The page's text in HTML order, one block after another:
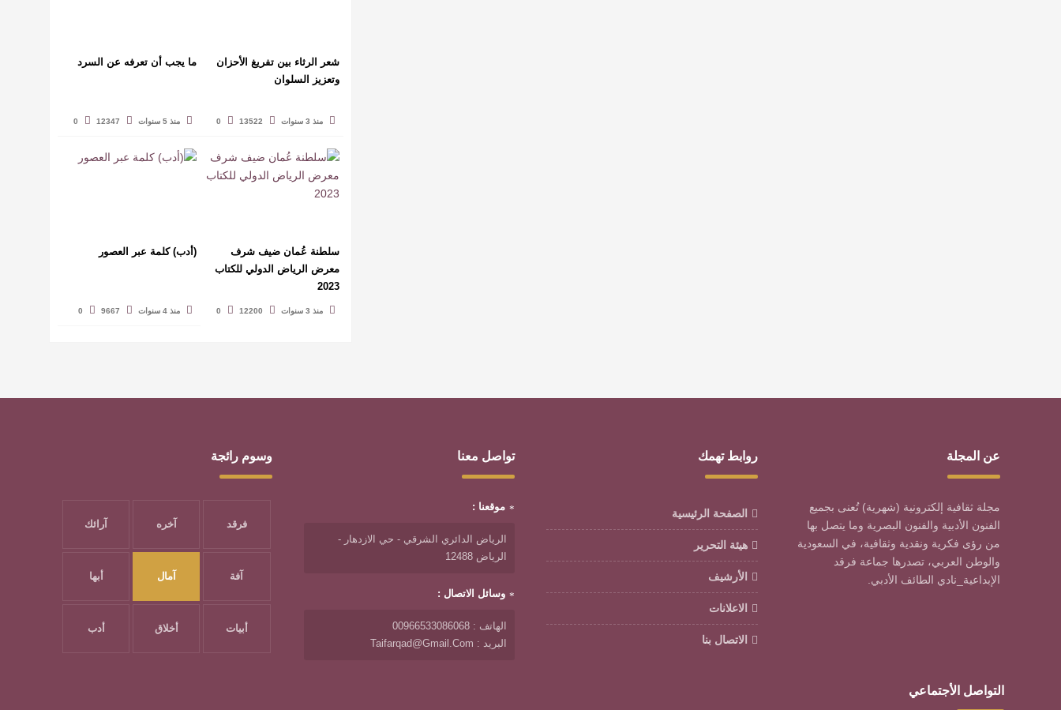
شعر الرثاء بين تفريغ الأحزان
وتعزيز السلوان
منذ 3 سنوات 13522
0
ما يجب أن تعرفه عن السرد
منذ 5 سنوات 12347
0
سلطنة عُمان ضيف شرف
معرض الرياض الدولي للكتاب
2023
منذ 3 سنوات 12200
0
(أدب) كلمة عبر العصور
منذ 4 سنوات 9667
0
عن المجلة
مجلة ثقافية إلكترونية (شهرية) تُعنى بجميع
الفنون الأدبية والفنون البصرية وما يتصل بها
من رؤى فكرية ونقدية وثقافية، في السعودية
والوطن العربي، تصدرها جماعة فرقد
الإبداعية_نادي الطائف الأدبي.
روابط تهمك
الصفحة الرئيسية
هيئة التحرير
الأرشيف
الاعلانات
الاتصال بنا
تواصل معنا
موقعنا :
الرياض الدائري الشرقي - حي الازدهار -
الرياض 12488
وسائل الاتصال :
الهاتف : 00966533086068
البريد : Taifarqad@gmail.com
وسوم رائجة
فرقد آخره آرائك
آفة آمال أبها
أبيات أخلاق أدب
التواصل الأجتماعي